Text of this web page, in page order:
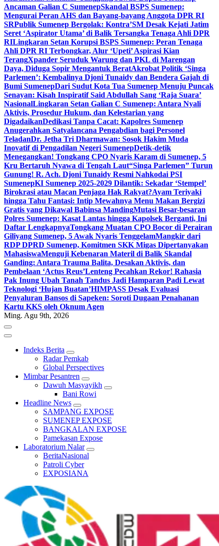
Ancaman Galian C SumenepSkandal BSPS Sumenep:
Mengurai Peran AHS dan Bayang-bayang Anggota DPR RI
SRPublik Sumenep Bergolak: Kontra’SM Desak Kejati Jatim
Seret ‘Aspirator Utama’ di Balik Tersangka Tenaga Ahli DPR
RILingkaran Setan Korupsi BSPS Sumenep: Peran Tenaga
Ahli DPR RI Terbongkar, Alur ‘Upeti’ Aspirasi Kian
TerangXpander Seruduk Warung dan PKL di Marengan
Daya, Diduga Sopir Mengantuk BeratAkrobat Politik ‘Singa
Parlemen’: Kembalinya Djoni Tunaidy dan Bendera Gajah di
Bumi SumenepDari Sudut Kota Tua Sumenep Menuju Puncak
Senayan: Kisah Inspiratif Said Abdullah Sang ‘Raja Suara’
NasionalLingkaran Setan Galian C Sumenep: Antara Nyali
Aktivis, Prosedur Hukum, dan Kelestarian yang
DigadaikanDedikasi Tanpa Cacat: Kapolres Sumenep
Anugerahkan Satyalancana Pengabdian bagi Personel
TeladanDr. Jetha Tri Dharmawan: Sosok Hakim Muda
Inovatif di Pengadilan Negeri SumenepDetik-detik
Menegangkan! Tongkang CPO Nyaris Karam di Sumenep, 5
Kru Bertaruh Nyawa di Tengah Laut“Singa Parlemen” Turun
Gunung! R. Ach. Djoni Tunaidy Resmi Nahkodai PSI
SumenepKI Sumenep 2025-2029 Dilantik: Sekadar ‘Stempel’
Birokrasi atau Macan Penjaga Hak Rakyat?Ayam Teriyaki
hingga Tahu Fantasi: Intip Mewahnya Menu Makan Bergizi
Gratis yang Dikawal Babinsa MandingMutasi Besar-besaran
Polres Sumenep: Kasat Lantas hingga Kapolsek Berganti, Ini
Daftar LengkapnyaTongkang Muatan CPO Bocor di Perairan
Giliyang Sumenep, 5 Awak Nyaris TenggelamMangkir dari
RDP DPRD Sumenep, Komitmen SKK Migas Dipertanyakan
MahasiswaMenguji Kebenaran Materil di Balik Skandal
Ganding: Antara Trauma Balita, Desakan Aktivis, dan
Pembelaan ‘Actus Reus’Lenteng Pecahkan Rekor! Rahasia
Pak Inung Ubah Tanah Tandus Jadi Hamparan Padi Lewat
Teknologi ‘Hujan Buatan’HIMPASS Desak Evaluasi
Penyaluran Bansos di Sapeken: Soroti Dugaan Penahanan
Kartu KKS oleh Oknum Agen
Ming. Agu 9th, 2026
Indeks Berita
Radar Pemkab
Global Perspectives
Mimbar Pesantren
Dawuh Masyayikh
Bani Rowi
Headline News
SAMPANG EXPOSE
SUMENEP EXPOSE
BANGKALAN EXPOSE
Pamekasan Expose
Laboratorium Nalar
BeritaNasional
Patroli Cyber
EXPOSIANA